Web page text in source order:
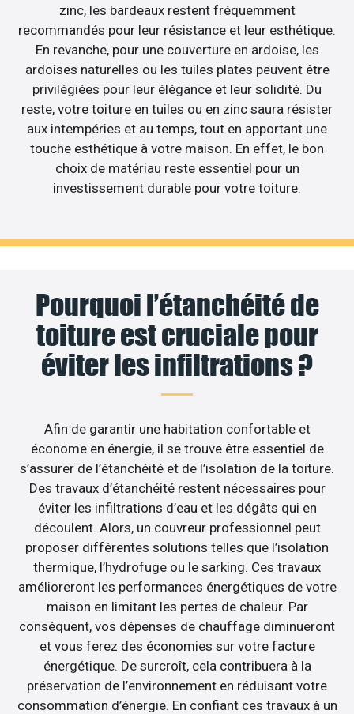
zinc, les bardeaux restent fréquemment
recommandés pour leur résistance et leur esthétique.
En revanche, pour une couverture en ardoise, les
ardoises naturelles ou les tuiles plates peuvent être
privilégiées pour leur élégance et leur solidité. Du
reste, votre toiture en tuiles ou en zinc saura résister
aux intempéries et au temps, tout en apportant une
touche esthétique à votre maison. En effet, le bon
choix de matériau reste essentiel pour un
investissement durable pour votre toiture.
Pourquoi l’étanchéité de
toiture est cruciale pour
éviter les infiltrations ?
Afin de garantir une habitation confortable et
économe en énergie, il se trouve être essentiel de
s’assurer de l’étanchéité et de l’isolation de la toiture.
Des travaux d’étanchéité restent nécessaires pour
éviter les infiltrations d’eau et les dégâts qui en
découlent. Alors, un couvreur professionnel peut
proposer différentes solutions telles que l’isolation
thermique, l’hydrofuge ou le sarking. Ces travaux
amélioreront les performances énergétiques de votre
maison en limitant les pertes de chaleur. Par
conséquent, vos dépenses de chauffage diminueront
et vous ferez des économies sur votre facture
énergétique. De surcroît, cela contribuera à la
préservation de l’environnement en réduisant votre
consommation d’énergie. En confiant ces travaux à un